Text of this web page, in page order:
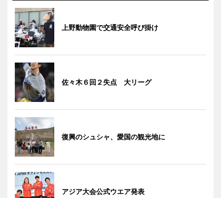
上野動物園で交通安全呼び掛け
佐々木６回２失点 大リーグ
復興のシュシャ、愛国の観光地に
アジア大会公式ウエア発表